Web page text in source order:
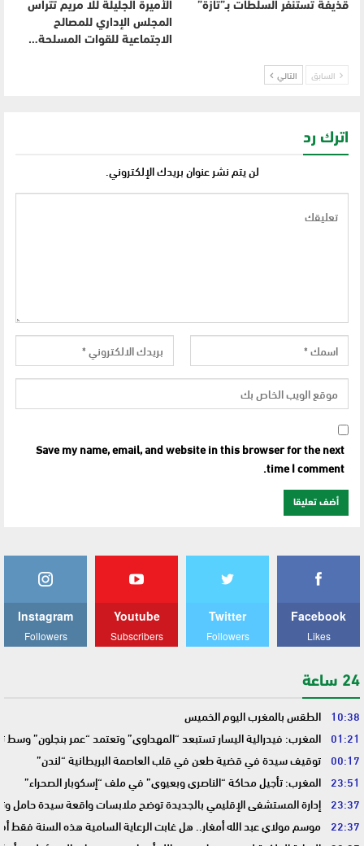
قذيفة تستنفر السلطات بـ”تازة”
الأميرة الجليلة للا مريم تترأس
المجلس الإداري للمصالح
الاجتماعية للقوات المسلحة…
السابق التالي
اترك رد
لن يتم نشر عنوان بريدك الإلكتروني.
Save my name, email, and website in this browser for the next
time I comment.
Facebook
Likes
Twitter
Followers
Youtube
Subscribers
Instagram
Followers
24 ساعة
10:38 الطقس بالمغرب اليوم الخميس
01:21 المغرب: فيدرالية اليسار تستبعد “المهداوي” وتعتمد “عمر بنجلون”
00:17 توقيف سيدة في قضية طعن في قلب العاصمة البريطانية “لندن”
23:51 المغرب: تأجيل محاكة “الناصري وبعيوي” في ملف “إسكوبار الصحراء”
23:37 إدارة المستشفى الإقليمي بالجديدة توضح ملابسات واقعة سيدة حامل
22:37 موسم مولاي عبد الله أمغار.. هل غابت الرعاية السامية هذه السنة فقط